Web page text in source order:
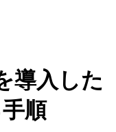
導入した
順